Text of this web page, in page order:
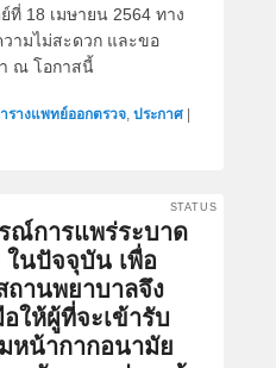
ที่ 18 เมษายน 2564 ทาง
ามไม่สะดวก และขอ
ณ โอกาสนี้
รางแพทย์ออกตรวจ, ประกาศ
ณ์การแพร่ระบาด
ในปัจจุบัน เพื่อ
ถานพยาบาลจึง
ให้ผู้ที่จะเข้ารับ
หน้ากากอนามัย
STATUS